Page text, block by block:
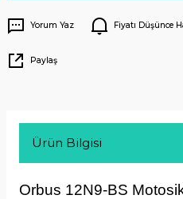
Yorum Yaz Fiyatı Düşünce
Paylaş
Ürün Bilgisi
Orbus 12N9-BS